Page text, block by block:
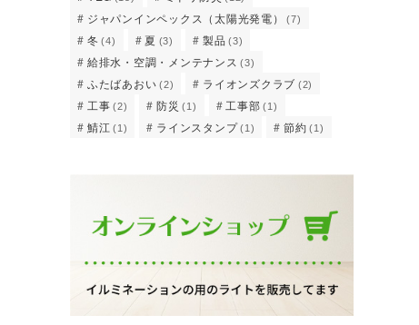
ジャパンインペックス（太陽光発電） (7)
冬 (4) 夏 (3) 製品 (3)
給排水・空調・メンテナンス (3)
ふたばあおい (2) ライオンズクラブ (2)
工事 (2) 防災 (1) 工事部 (1)
鯖江 (1) ラインスタンプ (1) 節約 (1)